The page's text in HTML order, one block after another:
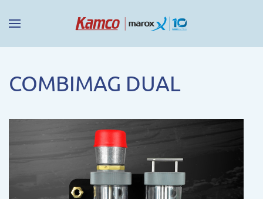
COMBIMAG DUAL